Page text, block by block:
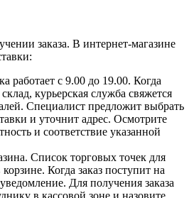
заказа. В интернет-магазине
работает с 9.00 до 19.00. Когда
курьерская служба свяжется
Специалист предложит выбрать
и уточнит адрес. Осмотрите
и соответствие указанной
Список торговых точек для
Когда заказ поступит на
Для получения заказа
в кассовой зоне и назовите